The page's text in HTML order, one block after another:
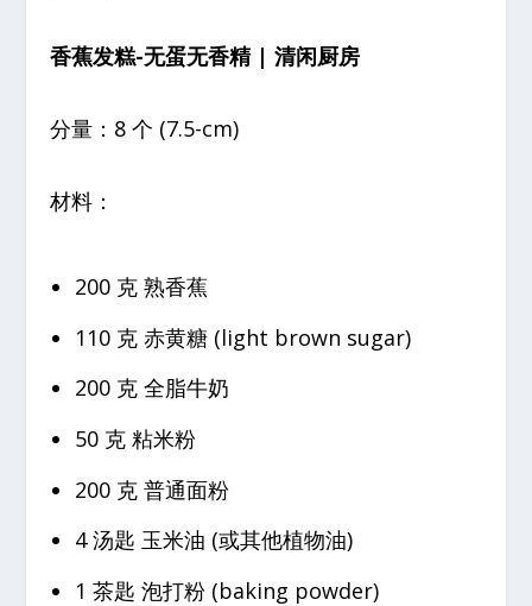
香蕉发糕-无蛋无香精 | 清闲厨房
分量：8 个 (7.5-cm)
材料：
200 克 熟香蕉
110 克 赤黄糖 (light brown sugar)
200 克 全脂牛奶
50 克 粘米粉
200 克 普通面粉
4 汤匙 玉米油 (或其他植物油)
1 茶匙 泡打粉 (baking powder)